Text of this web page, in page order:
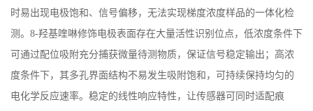
时易出现电极饱和、信号偏移，无法实现梯度浓度样品的一体化检
测。 8-羟基喹啉修饰电极表面存在大量活性识别位点，低浓度条件下
可通过配位吸附充分捕获微量待测物质，保证信号稳定输出；高浓
度条件下，其多孔界面结构不易发生吸附饱和，可持续保持均匀的
电化学反应速率。稳定的线性响应特性，让传感器可同时适配痕